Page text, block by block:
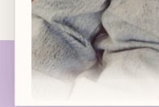
Geboortelijsten